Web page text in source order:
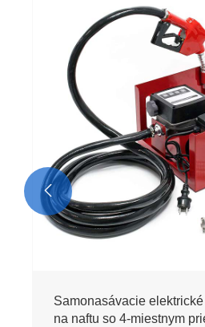
Nádrž na naftu 32
pištoľou elektrického
Vidieť viac >>
